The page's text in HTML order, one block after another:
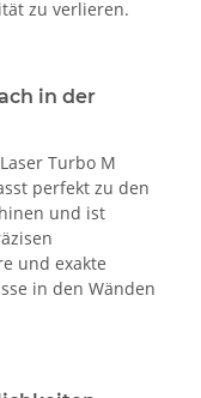
zu verlieren.
in der
Turbo M
perfekt zu den
und ist
und exakte
in den Wänden